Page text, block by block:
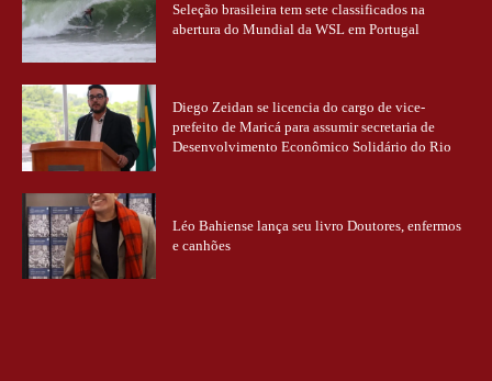
Seleção brasileira tem sete classificados na
abertura do Mundial da WSL em Portugal
Diego Zeidan se licencia do cargo de vice-
prefeito de Maricá para assumir secretaria de
Desenvolvimento Econômico Solidário do Rio
Léo Bahiense lança seu livro Doutores, enfermos
e canhões